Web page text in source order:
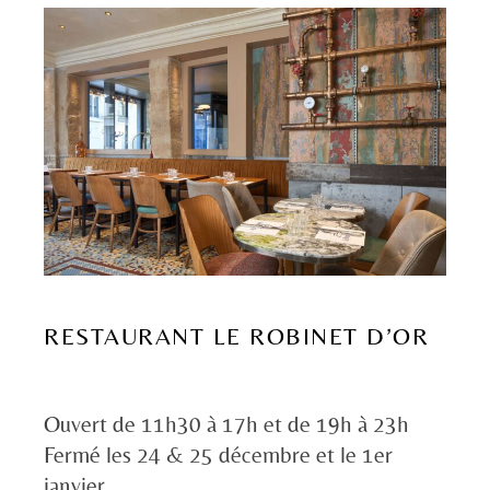
RESTAURANT LE ROBINET D’OR
Ouvert de 11h30 à 17h et de 19h à 23h
Fermé les 24 & 25 décembre et le 1er